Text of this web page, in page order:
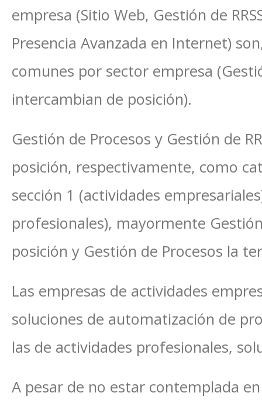
empresa (Sitio Web, Gestión de
Presencia Avanzada en Internet)
comunes por sector empresa
intercambian de posición).
Gestión de Procesos y Gestión de
posición, respectivamente, como
sección 1 (actividades
profesionales), mayormente
posición y Gestión de Procesos la
Las empresas de actividades
soluciones de automatización de
las de actividades profesionales,
A pesar de no estar contemplada